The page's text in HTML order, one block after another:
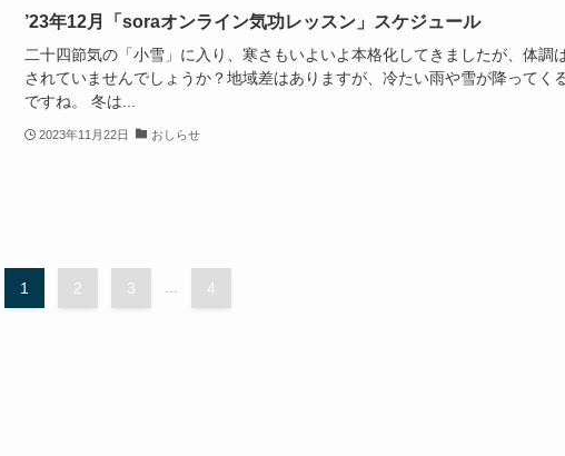
’23年12月「soraオンライン気功レッスン」スケジュール
二十四節気の「小雪」に入り、寒さもいよいよ本格化してきましたが、体調
されていませんでしょうか？地域差はありますが、冷たい雨や雪が降ってく
ですね。 冬は...
2023年11月22日 おしらせ
1 2 3 ... 4